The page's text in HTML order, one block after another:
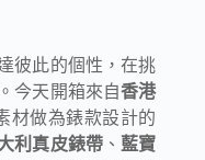
彼此的個性，在挑
今天開箱來自香港
材做為錶款設計的
利真皮錶帶、 藍寶